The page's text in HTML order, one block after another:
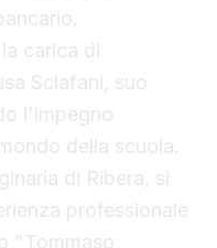
carica di
Sclafani, suo
l'impegno
della scuola.
di Ribera, si
professionale
"Tommaso